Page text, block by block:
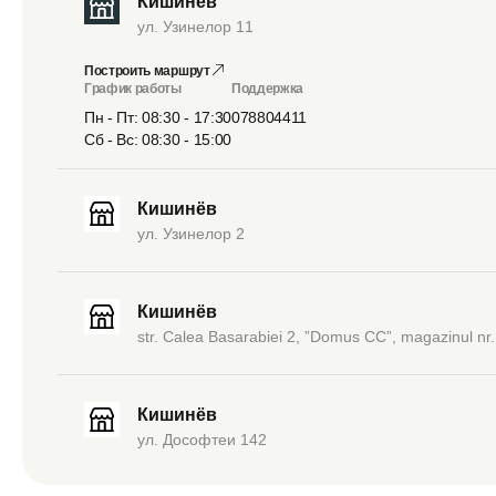
ул. Узинелор 11
Построить маршрут
График работы
Пн - Пт: 08:30 - 17:30
Сб - Вс: 08:30 - 15:00
Поддержка
078804411
Кишинёв
ул. Узинелор 2
Кишинёв
str. Calea Basarabiei 2, ”Domus CC”, magazinul
Кишинёв
ул. Дософтеи 142